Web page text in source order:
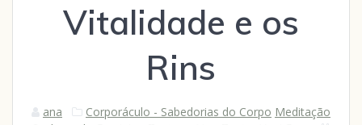
Vitalidade e os
Rins
ana Corporáculo - Sabedorias do Corpo Meditação